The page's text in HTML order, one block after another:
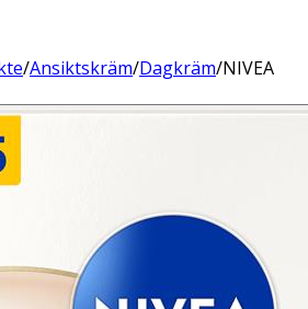
/Ansiktskräm/Dagkräm/NIVEA